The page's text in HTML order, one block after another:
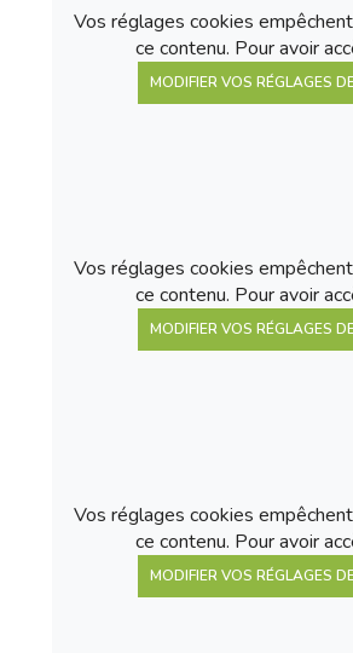
Vos réglages cookies empêchent
ce contenu. Pour avoir
MODIFIER VOS RÉGLAGES
Vos réglages cookies empêchent
ce contenu. Pour avoir
MODIFIER VOS RÉGLAGES
Vos réglages cookies empêchent
ce contenu. Pour avoir
MODIFIER VOS RÉGLAGES